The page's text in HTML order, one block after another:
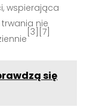
wspierająca
nie
[3][7]
się